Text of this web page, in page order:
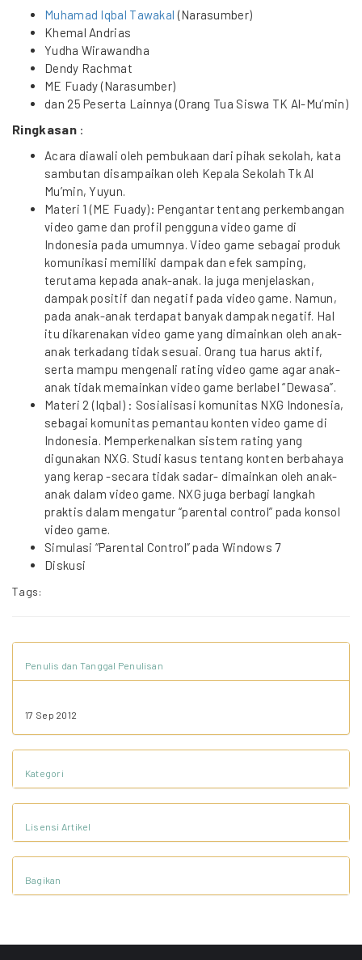
Muhamad Iqbal Tawakal (Narasumber)
Khemal Andrias
Yudha Wirawandha
Dendy Rachmat
ME Fuady (Narasumber)
dan 25 Peserta Lainnya (Orang Tua Siswa TK Al-Mu’min)
Ringkasan:
Acara diawali oleh pembukaan dari pihak sekolah, kata
sambutan disampaikan oleh Kepala Sekolah Tk Al
Mu’min, Yuyun.
Materi 1 (ME Fuady): Pengantar tentang perkembangan
video game dan profil pengguna video game di
Indonesia pada umumnya. Video game sebagai produk
komunikasi memiliki dampak dan efek samping,
terutama kepada anak-anak. Ia juga menjelaskan,
dampak positif dan negatif pada video game. Namun,
pada anak-anak terdapat banyak dampak negatif. Hal
itu dikarenakan video game yang dimainkan oleh anak-
anak terkadang tidak sesuai. Orang tua harus aktif,
serta mampu mengenali rating video game agar anak-
anak tidak memainkan video game berlabel “Dewasa”.
Materi 2 (Iqbal) : Sosialisasi komunitas NXG Indonesia,
sebagai komunitas pemantau konten video game di
Indonesia. Memperkenalkan sistem rating yang
digunakan NXG. Studi kasus tentang konten berbahaya
yang kerap -secara tidak sadar- dimainkan oleh anak-
anak dalam video game. NXG juga berbagi langkah
praktis dalam mengatur “parental control” pada konsol
video game.
Simulasi “Parental Control” pada Windows 7
Diskusi
Tags:
Penulis dan Tanggal Penulisan
17 Sep 2012
Kategori
Lisensi Artikel
Bagikan